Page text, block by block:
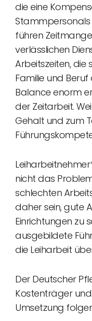
die eine
Stammpersonals
führen
verlässlichen
Arbeitszeiten, die
Familie und
Balance enorm
der Zeitarbeit.
Gehalt und zum
nicht das
schlechten
daher sein, gute
Einrichtungen zu
ausgebildete
die Leiharbeit
Der Deutscher
Kostenträger
Umsetzung